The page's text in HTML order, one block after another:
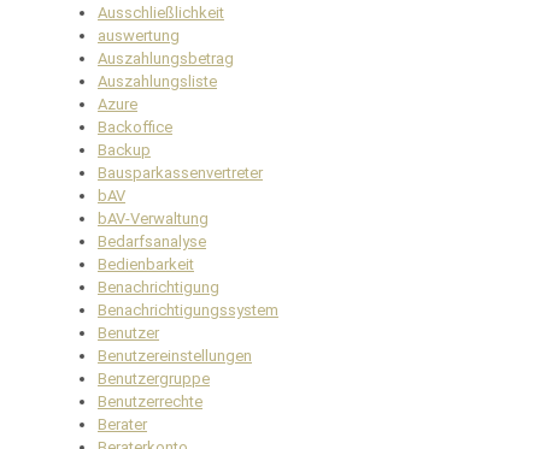
Ausschließlichkeit
auswertung
Auszahlungsbetrag
Auszahlungsliste
Azure
Backoffice
Backup
Bausparkassenvertreter
bAV
bAV-Verwaltung
Bedarfsanalyse
Bedienbarkeit
Benachrichtigung
Benachrichtigungssystem
Benutzer
Benutzereinstellungen
Benutzergruppe
Benutzerrechte
Berater